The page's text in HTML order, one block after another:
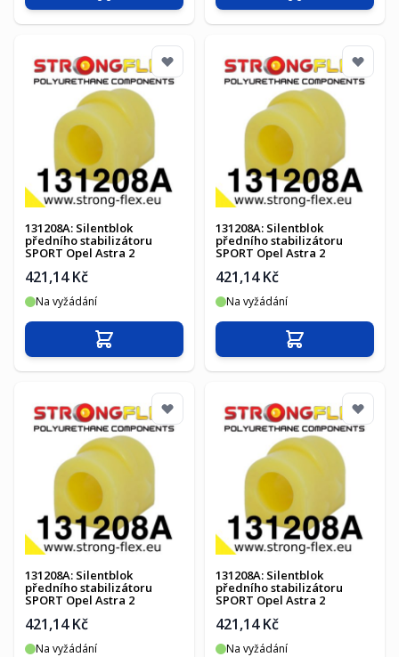
131208A: Silentblok
předního stabilizátoru
SPORT Opel Astra 2
421,14 Kč
Na vyžádání
Přidat do košíku
131208A: Silentblok
předního stabilizátoru
SPORT Opel Astra 2
421,14 Kč
Na vyžádání
Přidat do košíku
131208A: Silentblok
předního stabilizátoru
SPORT Opel Astra 2
421,14 Kč
Na vyžádání
131208A: Silentblok
předního stabilizátoru
SPORT Opel Astra 2
421,14 Kč
Na vyžádání